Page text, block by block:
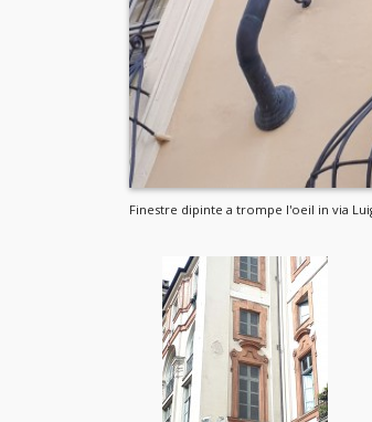
Finestre dipinte a trompe l'oeil in via